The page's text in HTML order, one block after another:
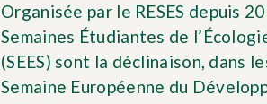
Organisée par le RESES depuis
Semaines Étudiantes de
(SEES) sont la déclinaison, dans
Semaine Européenne du